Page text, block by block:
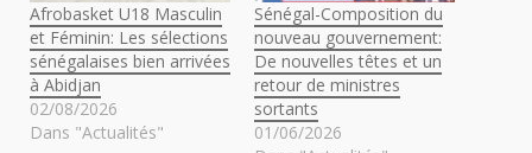
Afrobasket U18 Masculin
et Féminin: Les sélections
sénégalaises bien arrivées
à Abidjan
02/08/2026
Dans "Actualités"
Sénégal-Composition du
nouveau gouvernement:
De nouvelles têtes et un
retour de ministres
sortants
01/06/2026